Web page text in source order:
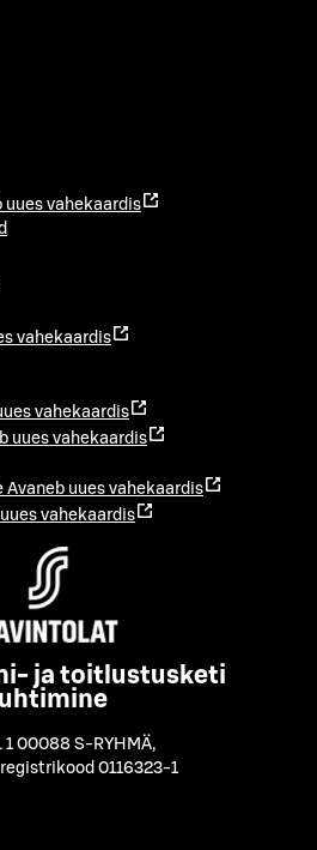
uues vahekaardis
vahekaardis
vahekaardis
uues vahekaardis
Avaneb uues vahekaardis
vahekaardis
ja toitlustusketi
1 00088 S-RYHMÄ,
0116323-1